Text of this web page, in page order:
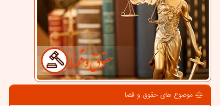
موضوع های حقوق و قضا